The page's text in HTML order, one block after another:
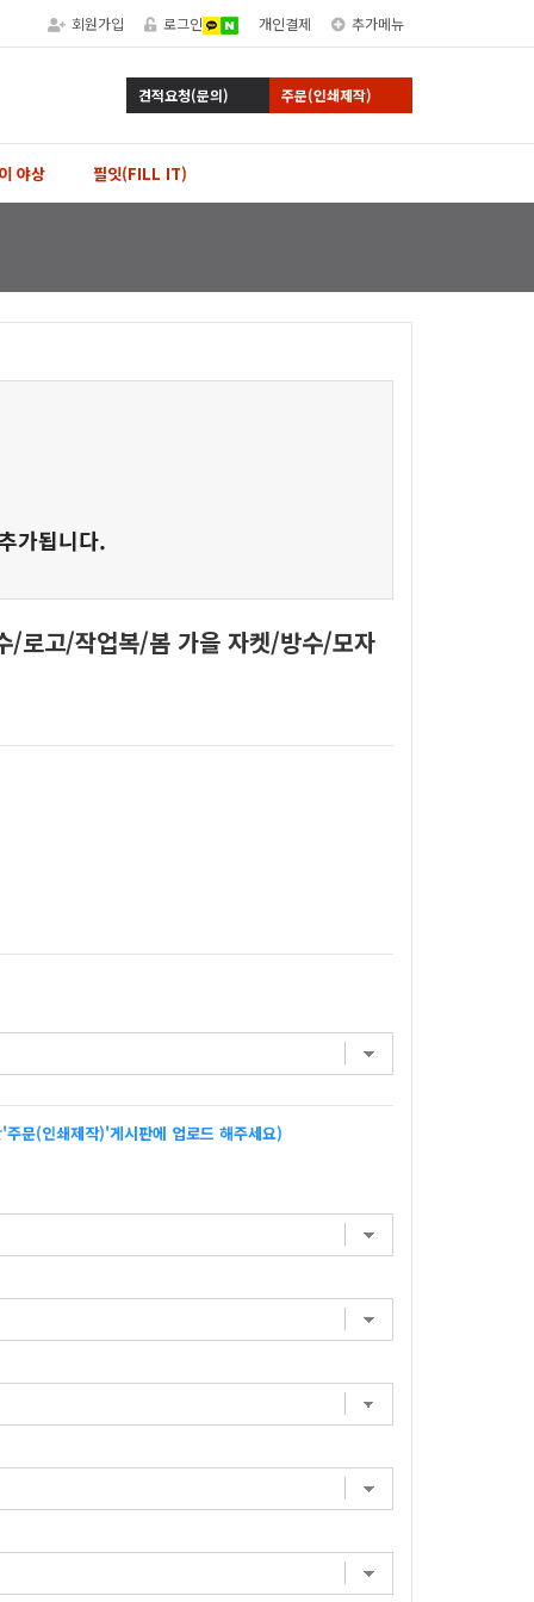
회원가입 로그인 개인결제 추가메뉴
견적요청(문의) 주문(인쇄제작)
야상 필잇(FILL IT)
가됩니다.
/로고/작업복/봄 가을 자켓/방수/모자
문(인쇄제작)'게시판에 업로드 해주세요)